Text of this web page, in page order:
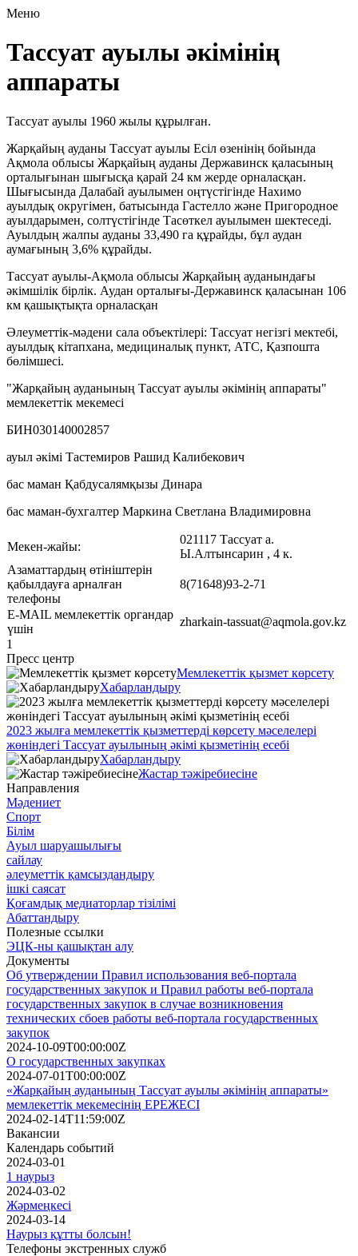
Меню
Тассуат ауылы әкімінің
аппараты
Тассуат ауылы 1960 жылы құрылған.
Жарқайың ауданы Тассуат ауылы Есіл өзенінің бойында
Ақмола облысы Жарқайың ауданы Державинск қаласының
орталығынан шығысқа қарай 24 км жерде орналасқан.
Шығысында Далабай ауылымен оңтүстігінде Нахимо
ауылдық округімен, батысында Гастелло және Пригородное
ауылдарымен, солтүстігінде Тасөткел ауылымен шектеседі.
Ауылдың жалпы ауданы 33,490 га құрайды, бұл аудан
аумағының 3,6% құрайды.
Тассуат ауылы-Ақмола облысы Жарқайың ауданындағы
әкімшілік бірлік. Аудан орталығы-Державинск қаласынан 106
км қашықтықта орналасқан
Әлеуметтік-мәдени сала объектілері: Тассуат негізгі мектебі,
ауылдық кітапхана, медициналық пункт, АТС, Қазпошта
бөлімшесі.
"Жарқайың ауданының Тассуат ауылы әкімінің аппараты"
мемлекеттік мекемесі
БИН030140002857
ауыл әкімі Тастемиров Рашид Калибекович
бас маман Қабдусалямқызы Динара
бас маман-бухгалтер Маркина Светлана Владимировна
Мекен-жайы:
021117 Тассуат а.
Ы.Алтынсарин , 4 к.
Азаматтардың өтініштерін
қабылдауға арналған
телефоны
8(71648)93-2-71
Е-MAIL мемлекеттік органдар
үшін
zharkain-tassuat@aqmola.gov.kz
1
Пресс центр
Мемлекеттік қызмет көрсету
Хабарландыру
2023 жылға мемлекеттік қызметтерді көрсету мәселелері
жөніндегі Тассуат ауылының әкімі қызметінің есебі
Хабарландыру
Жастар тәжіребиесіне
Направления
Мәдениет
Спорт
Білім
Ауыл шаруашылығы
сайлау
әлеуметтік қамсыздандыру
ішкі саясат
Қоғамдық медиаторлар тізілімі
Абаттандыру
Полезные ссылки
ЭЦК-ны қашықтан алу
Документы
Об утверждении Правил использования веб-портала
государственных закупок и Правил работы веб-портала
государственных закупок в случае возникновения
технических сбоев работы веб-портала государственных
закупок
2024-10-09T00:00:00Z
О государственных закупках
2024-07-01T00:00:00Z
«Жарқайың ауданының Тассуат ауылы әкімінің аппараты»
мемлекеттік мекемесінің ЕРЕЖЕСІ
2024-02-14T11:59:00Z
Вакансии
Календарь событий
2024-03-01
1 наурыз
2024-03-02
Жәрмеңкесі
2024-03-14
Наурыз құтты болсын!
Телефоны экстренных служб